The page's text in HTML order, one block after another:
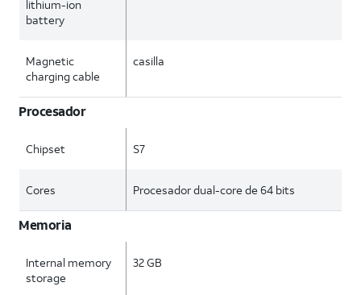
lithium-ion
battery
Magnetic
charging cable
casilla
Procesador
Chipset S7
Cores Procesador dual-core de 64 bits
Memoria
Internal memory
storage
32 GB